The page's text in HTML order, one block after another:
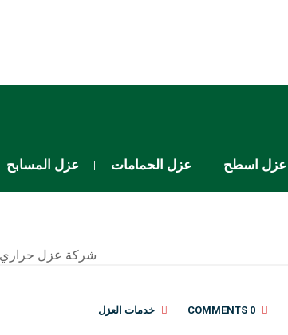
عزل اسطح عزل الحمامات عزل المسابح
0 COMMENTS خدمات العزل